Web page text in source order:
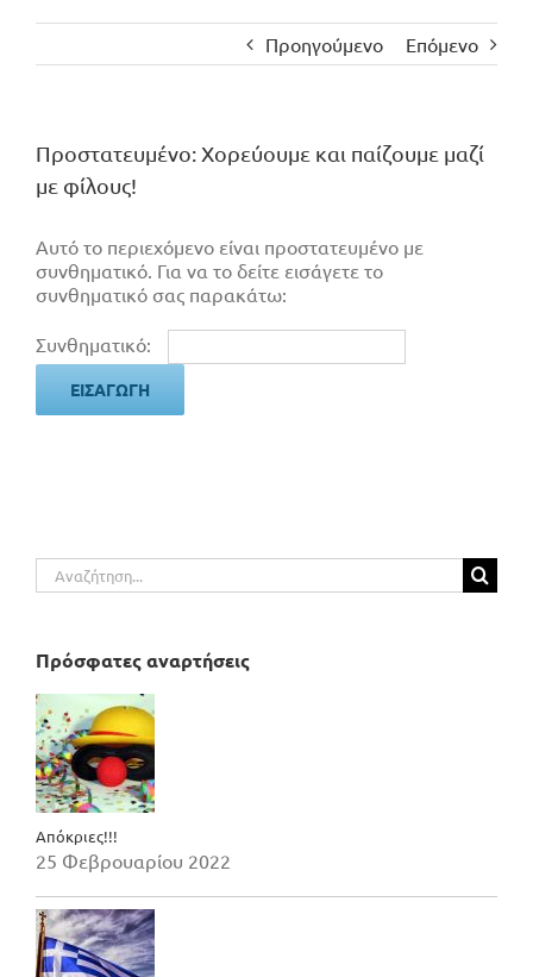
Προηγούμενο Επόμενο
Πρoστατευμένο: Χορεύουμε και παίζουμε μαζί
με φίλους!
Αυτό το περιεχόμενο είναι προστατευμένο με
συνθηματικό. Για να το δείτε εισάγετε το
συνθηματικό σας παρακάτω:
Συνθηματικό:
Αναζήτηση
για:
Πρόσφατες αναρτήσεις
Απόκριες!!!
25 Φεβρουαρίου 2022